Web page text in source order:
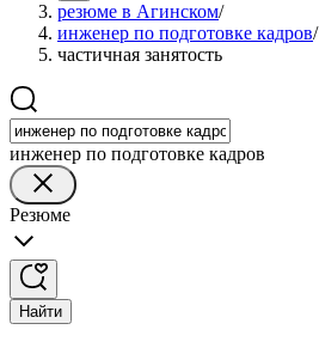
резюме в Агинском/
инженер по подготовке кадров/
частичная занятость
инженер по подготовке кадров
Резюме
Найти